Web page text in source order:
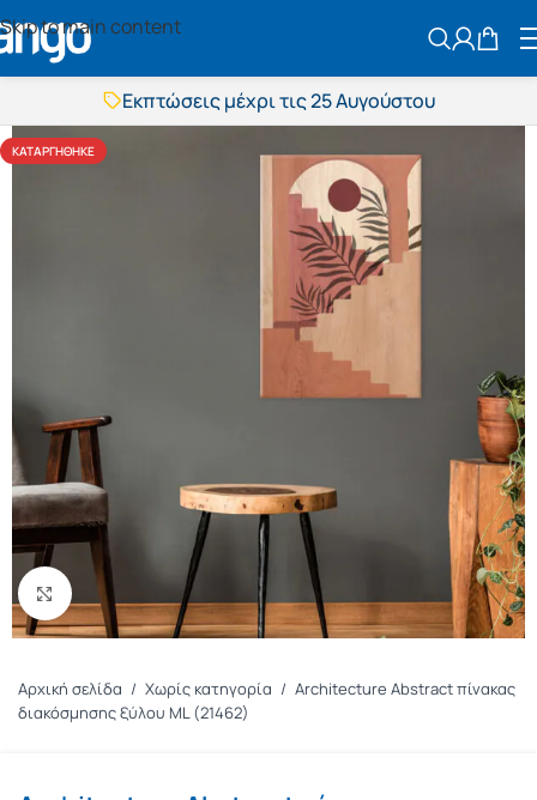
Skip to main content
Εκπτώσεις μέχρι τις 25 Αυγούστου
Δωρεάν μεταφορικά
BOXNOW αποστολή
Άμεση παράδοση
Εκπτώσεις μέχρι τις 25 Αυγούστου
Δωρεάν μεταφορικά
BOXNOW αποστολή
Άμεση παράδοση
ΚΑΤΑΡΓΉΘΗΚΕ
Πατήστε για μεγέθυνση
Αρχική σελίδα / Χωρίς κατηγορία / Architecture Abstract πίνακας
διακόσμησης ξύλου ML (21462)